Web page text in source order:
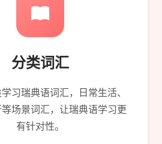
分类词汇
习瑞典语词汇，日常生活、
场景词汇，让瑞典语学习更
有针对性。